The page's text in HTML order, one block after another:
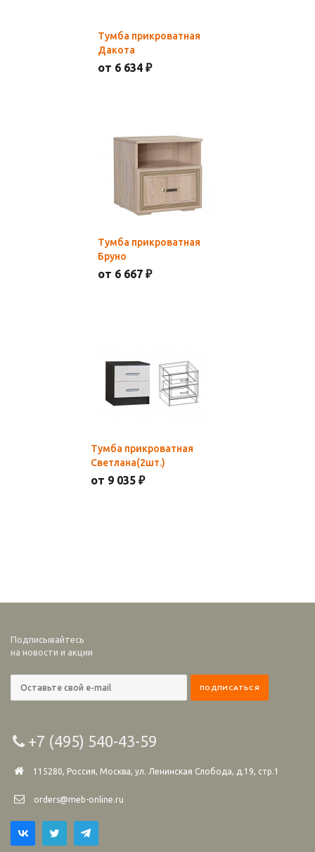
Тумба прикроватная
Дакота
от 6 634 ₽
Тумба прикроватная
Бруно
от 6 667 ₽
Тумба прикроватная
Светлана(2шт.)
от 9 035 ₽
Подписывайтесь
на новости и акции
+7 (495) 540-43-59
115280, Россия, Москва, ул. Ленинская Слобода, д.19, стр.1
orders@meb-online.ru